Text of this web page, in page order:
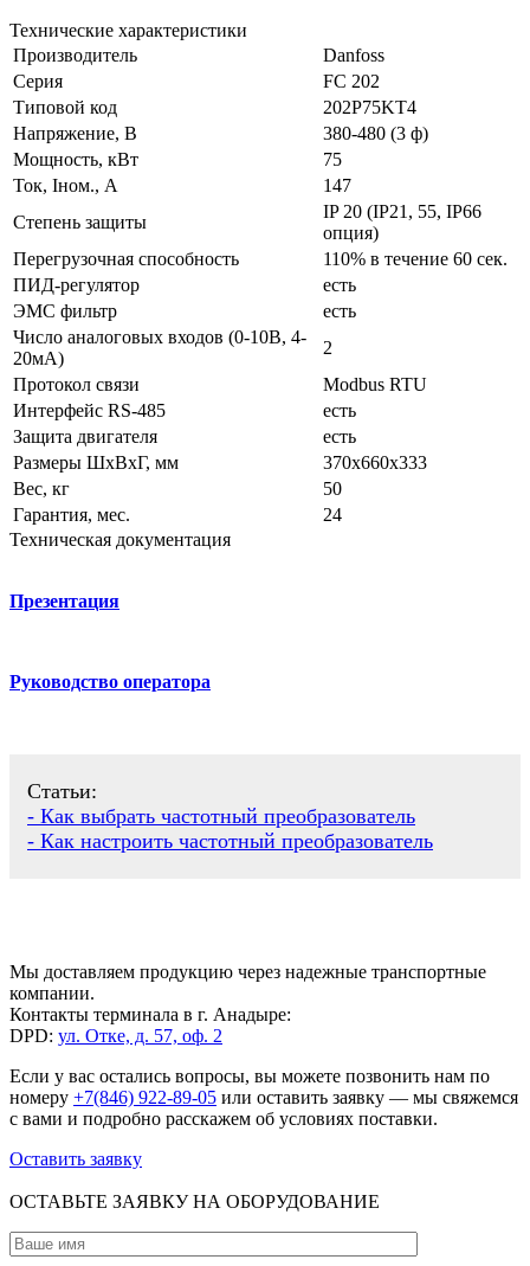
Технические характеристики
Производитель
Danfoss
Серия
FC 202
Типовой код
202P75KT4
Напряжение, В
380-480 (3 ф)
Мощность, кВт
75
Ток, Iном., А
147
Степень защиты
IP 20 (IP21, 55, IP66
опция)
Перегрузочная способность
110% в течение 60 сек.
ПИД-регулятор
есть
ЭМС фильтр
есть
Число аналоговых входов (0-10В, 4-
20мА)
2
Протокол связи
Modbus RTU
Интерфейс RS-485
есть
Защита двигателя
есть
Размеры ШхВхГ, мм
370x660x333
Вес, кг
50
Гарантия, мес.
24
Техническая документация
Презентация
Руководство оператора
Статьи:
- Как выбрать частотный преобразователь
- Как настроить частотный преобразователь
Мы доставляем продукцию через надежные транспортные
компании.
Контакты терминала в г. Анадыре:
DPD: ул. Отке, д. 57, оф. 2
Если у вас остались вопросы, вы можете позвонить нам по
номеру +7(846) 922-89-05 или оставить заявку — мы свяжемся
с вами и подробно расскажем об условиях поставки.
Оставить заявку
ОСТАВЬТЕ ЗАЯВКУ НА ОБОРУДОВАНИЕ